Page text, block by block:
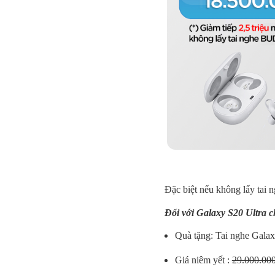
Đặc biệt nếu không lấy tai
Đối với Galaxy S20 Ultra
Quà tặng: Tai nghe
Giá niêm yết :